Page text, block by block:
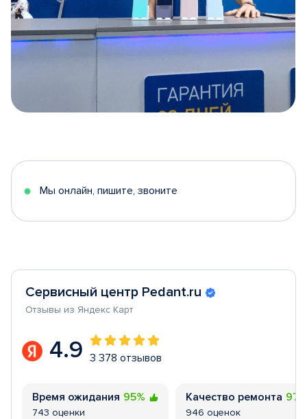
5
Мы онлайн, пишите, звоните
Сервисный центр Pedant.ru
Отзывы из Яндекс Карт
4.9 3 378 отзывов
Время ожидания 95%
743 оценки
Качество ремонта
946 оценок